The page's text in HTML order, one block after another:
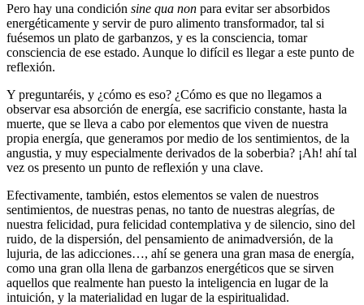
Pero hay una condición sine qua non para evitar ser absorbidos
energéticamente y servir de puro alimento transformador, tal si
fuésemos un plato de garbanzos, y es la consciencia, tomar
consciencia de ese estado. Aunque lo difícil es llegar a este punto de
reflexión.
Y preguntaréis, y ¿cómo es eso? ¿Cómo es que no llegamos a
observar esa absorción de energía, ese sacrificio constante, hasta la
muerte, que se lleva a cabo por elementos que viven de nuestra
propia energía, que generamos por medio de los sentimientos, de la
angustia, y muy especialmente derivados de la soberbia? ¡Ah! ahí tal
vez os presento un punto de reflexión y una clave.
Efectivamente, también, estos elementos se valen de nuestros
sentimientos, de nuestras penas, no tanto de nuestras alegrías, de
nuestra felicidad, pura felicidad contemplativa y de silencio, sino del
ruido, de la dispersión, del pensamiento de animadversión, de la
lujuria, de las adicciones…, ahí se genera una gran masa de energía,
como una gran olla llena de garbanzos energéticos que se sirven
aquellos que realmente han puesto la inteligencia en lugar de la
intuición, y la materialidad en lugar de la espiritualidad.